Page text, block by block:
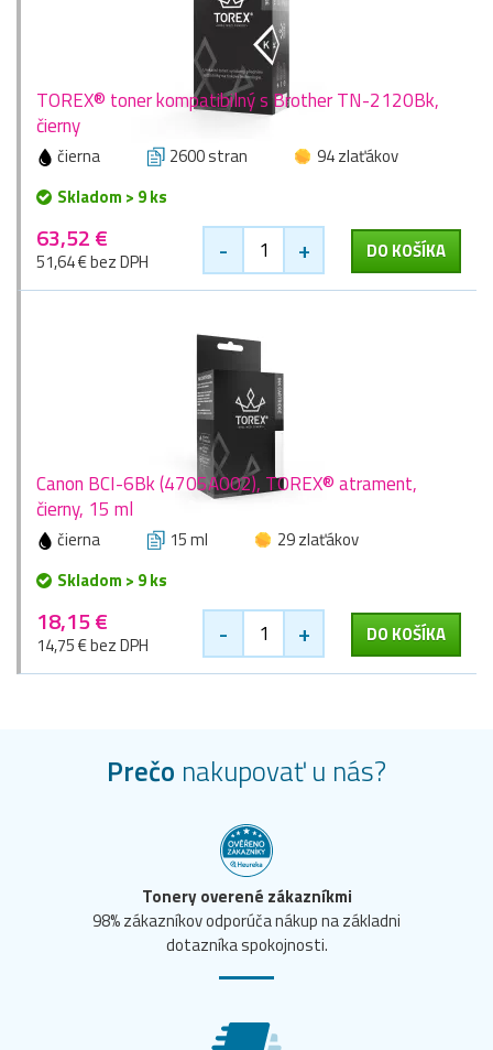
TOREX® toner kompatibilný s Brother TN-2120Bk,
čierny
čierna 2600 stran
94 zlaťákov
Skladom > 9 ks
63,52 €
51,64 € bez DPH - + DO KOŠÍKA
Canon BCI-6Bk (4705A002), TOREX® atrament,
čierny, 15 ml
čierna 15 ml
29 zlaťákov
Skladom > 9 ks
18,15 €
14,75 € bez DPH - + DO KOŠÍKA
Prečo nakupovať u nás?
Tonery overené zákazníkmi
98% zákazníkov odporúča nákup na základni
dotazníka spokojnosti.